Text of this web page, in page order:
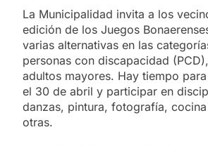
La Municipalidad invita a los
edición de los Juegos
varias alternativas en las
personas con discapacidad
adultos mayores. Hay tiempo
el 30 de abril y participar en
danzas, pintura, fotografía,
otras.